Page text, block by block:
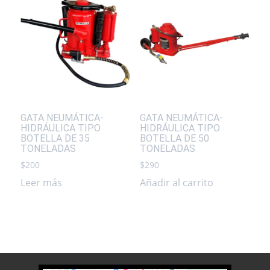
GATA NEUMÁTICA-
HIDRÁULICA TIPO
BOTELLA DE 35
TONELADAS
$200
Leer más
GATA NEUMÁTICA-
HIDRÁULICA TIPO
BOTELLA DE 50
TONELADAS
$290
Añadir al carrito